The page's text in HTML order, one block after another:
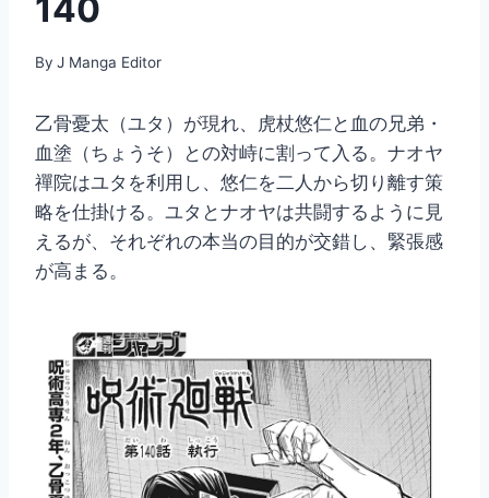
140
By J Manga Editor
乙骨憂太（ユタ）が現れ、虎杖悠仁と血の兄弟・
血塗（ちょうそ）との対峙に割って入る。ナオヤ
禪院はユタを利用し、悠仁を二人から切り離す策
略を仕掛ける。ユタとナオヤは共闘するように見
えるが、それぞれの本当の目的が交錯し、緊張感
が高まる。